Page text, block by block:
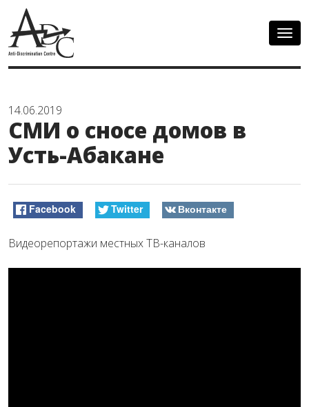
14.06.2019
СМИ о сносе домов в
Усть-Абакане
Facebook Twitter Вконтакте
Видеорепортажи местных ТВ-каналов